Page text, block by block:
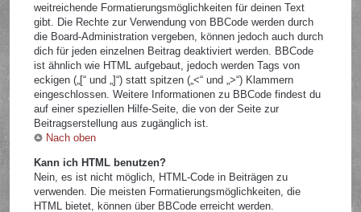
weitreichende Formatierungsmöglichkeiten für deinen Text
gibt. Die Rechte zur Verwendung von BBCode werden durch
die Board-Administration vergeben, können jedoch auch durch
dich für jeden einzelnen Beitrag deaktiviert werden. BBCode
ist ähnlich wie HTML aufgebaut, jedoch werden Tags von
eckigen („[“ und „]“) statt spitzen („<“ und „>“) Klammern
eingeschlossen. Weitere Informationen zu BBCode findest du
auf einer speziellen Hilfe-Seite, die von der Seite zur
Beitragserstellung aus zugänglich ist.
Nach oben
Kann ich HTML benutzen?
Nein, es ist nicht möglich, HTML-Code in Beiträgen zu
verwenden. Die meisten Formatierungsmöglichkeiten, die
HTML bietet, können über BBCode erreicht werden.